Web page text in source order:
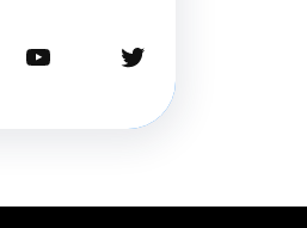
تويتر
يوتيوب